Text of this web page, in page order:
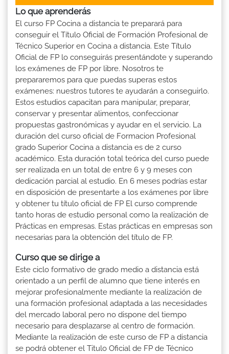
Lo que aprenderás
El curso FP Cocina a distancia te preparará para
conseguir el Título Oficial de Formación Profesional de
Técnico Superior en Cocina a distancia. Este Título
Oficial de FP lo conseguirás presentándote y superando
los exámenes de FP por libre. Nosotros te
prepararemos para que puedas superas estos
exámenes: nuestros tutores te ayudarán a conseguirlo.
Estos estudios capacitan para manipular, preparar,
conservar y presentar alimentos, confeccionar
propuestas gastronómicas y ayudar en el servicio. La
duración del curso oficial de Formacion Profesional
grado Superior Cocina a distancia es de 2 curso
académico. Esta duración total teórica del curso puede
ser realizada en un total de entre 6 y 9 meses con
dedicación parcial al estudio. En 6 meses podrías estar
en disposición de presentarte a los exámenes por libre
y obtener tu título oficial de FP El curso comprende
tanto horas de estudio personal como la realización de
Prácticas en empresas. Estas prácticas en empresas son
necesarias para la obtención del título de FP.
Curso que se dirige a
Este ciclo formativo de grado medio a distancia está
orientado a un perfil de alumno que tiene interés en
mejorar profesionalmente mediante la realización de
una formación profesional adaptada a las necesidades
del mercado laboral pero no dispone del tiempo
necesario para desplazarse al centro de formación.
Mediante la realización de este curso de FP a distancia
se podrá obtener el Titulo Oficial de FP de Técnico